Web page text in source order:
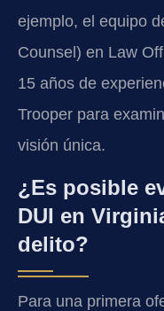
ejemplo, el equipo
Counsel) en Law
15 años de
Trooper para
visión única.
¿Es posible
DUI en
delito?
Para una primera